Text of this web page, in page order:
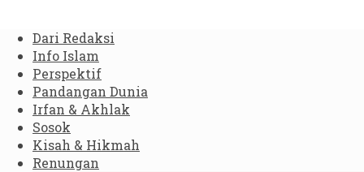
Dari Redaksi
Info Islam
Perspektif
Pandangan Dunia
Irfan & Akhlak
Sosok
Kisah & Hikmah
Renungan